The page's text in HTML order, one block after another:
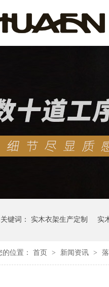
键词： 实木衣架生产定制 实
的位置： 首页 > 新闻资讯 >